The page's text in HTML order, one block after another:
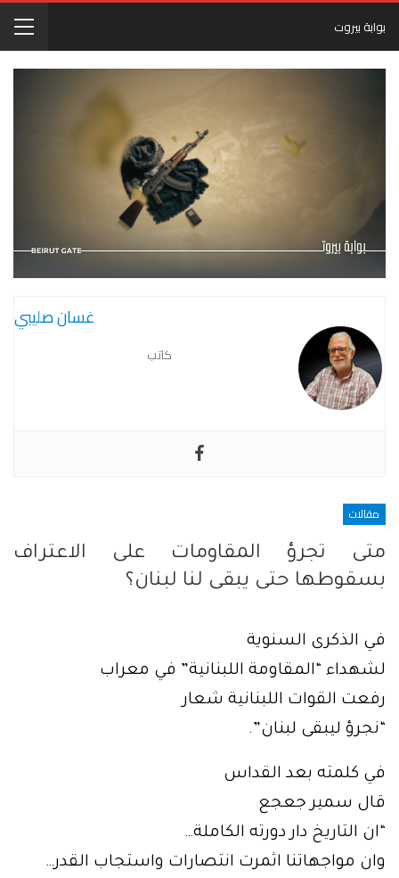
بوابة بيروت
غسان صليبي
كاتب
مقالات
متى تجرؤ المقاومات على الاعتراف
بسقوطها حتى يبقى لنا لبنان؟
في الذكرى السنوية
لشهداء “المقاومة اللبنانية” في معراب
رفعت القوات اللبنانية شعار
“نجرؤ ليبقى لبنان”.
في كلمته بعد القداس
قال سمير جعجع
“ان التاريخ دار دورته الكاملة…
وان مواجهاتنا اثمرت انتصارات واستجاب القدر…